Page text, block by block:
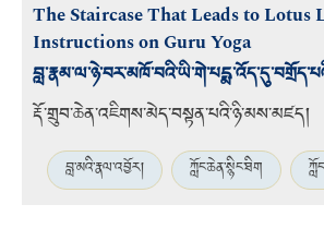
The Staircase That Leads to Lotus
Instructions on Guru Yoga
རྡོ་གྲུབ་ཆེན་འཇིགས་མེད་བསྟན་པའི་ཉི་མས་མཛད།
བླ་མའི་རྣལ་འབྱོར། ཀློང་ཆེན་སྙིང་ཐིག